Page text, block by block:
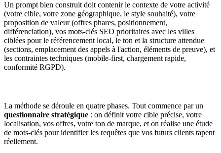
Un prompt bien construit doit contenir le contexte de votre activité
(votre cible, votre zone géographique, le style souhaité), votre
proposition de valeur (offres phares, positionnement,
différenciation), vos mots-clés SEO prioritaires avec les villes
ciblées pour le référencement local, le ton et la structure attendue
(sections, emplacement des appels à l'action, éléments de preuve), et
les contraintes techniques (mobile-first, chargement rapide,
conformité RGPD).
La méthode se déroule en quatre phases. Tout commence par un
questionnaire stratégique : on définit votre cible précise, votre
localisation, vos offres, votre ton de marque, et on réalise une étude
de mots-clés pour identifier les requêtes que vos futurs clients tapent
réellement.